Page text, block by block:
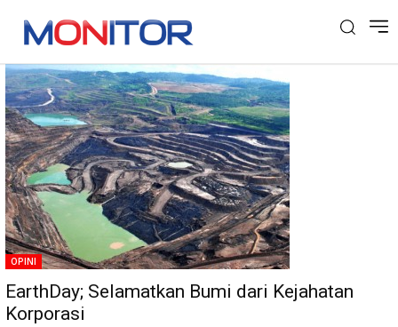
Tag: Earthday
OPINI
EarthDay; Selamatkan Bumi dari Kejahatan
Korporasi